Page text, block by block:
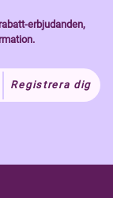
erbjudanden,
Registrera dig